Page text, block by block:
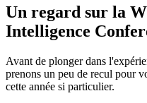
Un regard sur la
Intelligence
Avant de plonger dans
prenons un peu de recul pour
cette année si particulier.